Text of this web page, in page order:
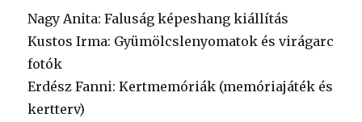
Nagy Anita: Faluság képeshang kiállítás
Kustos Irma: Gyümölcslenyomatok és virágarc
fotók
Erdész Fanni: Kertmemóriák (memóriajáték és
kertterv)